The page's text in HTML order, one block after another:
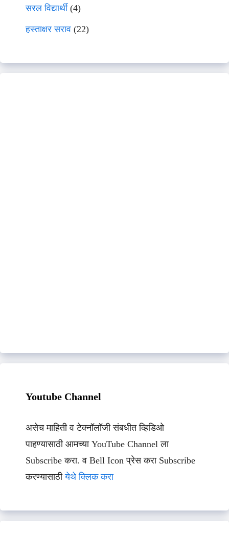
सरल विद्यार्थी(4)
हस्ताक्षर सराव (22)
Youtube Channel
असेच माहिती व टेक्नॉलॉजी संबधीत व्हिडिओ
पाहण्यासाठी आमच्या YouTube Channel ला
Subscribe करा. व Bell Icon प्रेस करा Subscribe
करण्यासाठीयेथे क्लिक करा